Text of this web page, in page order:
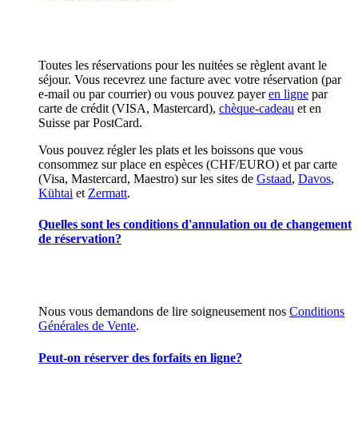
Toutes les réservations pour les nuitées se règlent avant le
séjour. Vous recevrez une facture avec votre réservation (par
e-mail ou par courrier) ou vous pouvez payeren ligne par
carte de crédit (VISA, Mastercard), chèque-cadeau et en
Suisse par PostCard.
Vous pouvez régler les plats et les boissons que vous
consommez sur place en espèces (CHF/EURO) et par carte
(Visa, Mastercard, Maestro) sur les sites de Gstaad, Davos,
Kühtai et Zermatt.
Quelles sont les conditions d'annulation ou de changement
de réservation?
Nous vous demandons de lire soigneusement nos Conditions
Générales de Vente.
Peut-on réserver des forfaits en ligne?